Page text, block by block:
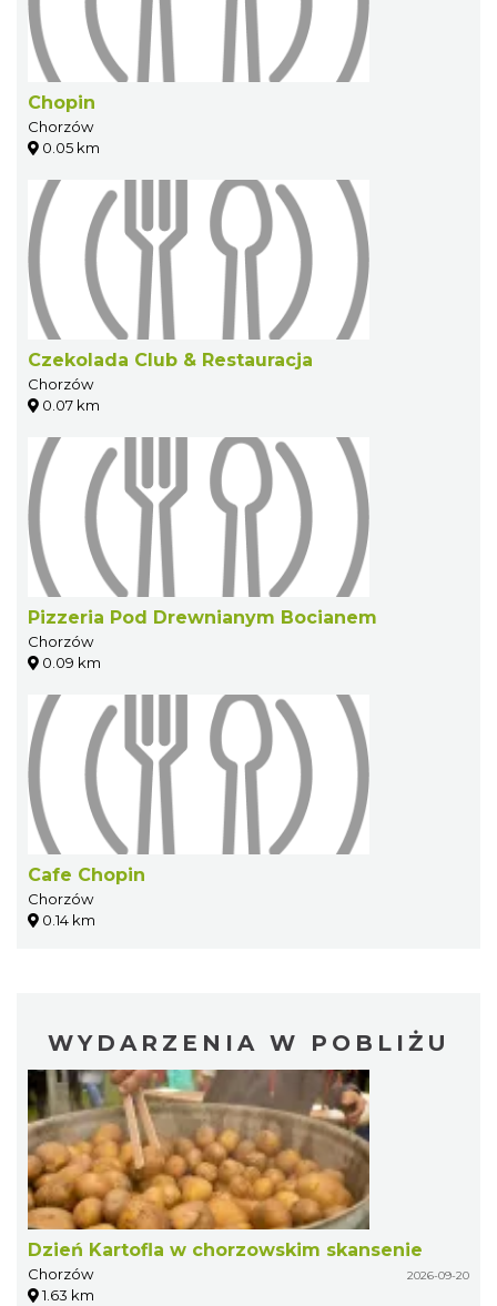
Chopin
Chorzów
0.05 km
Czekolada Club & Restauracja
Chorzów
0.07 km
Pizzeria Pod Drewnianym Bocianem
Chorzów
0.09 km
Cafe Chopin
Chorzów
0.14 km
WYDARZENIA W POBLIŻU
Dzień Kartofla w chorzowskim skansenie
Chorzów 2026-09-20
1.63 km